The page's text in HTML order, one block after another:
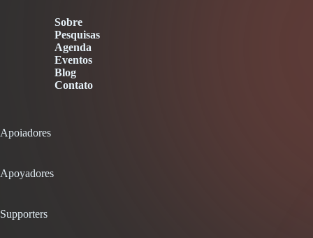
Sobre
Pesquisas
Agenda
Eventos
Blog
Contato
Apoiadores
Apoyadores
Supporters